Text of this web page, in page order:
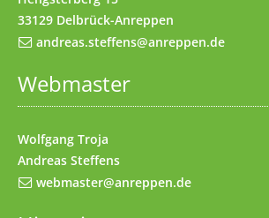
33129 Delbrück-Anreppen
andreas.steffens@anreppen.de
Webmaster
Wolfgang Troja
Andreas Steffens
webmaster@anreppen.de